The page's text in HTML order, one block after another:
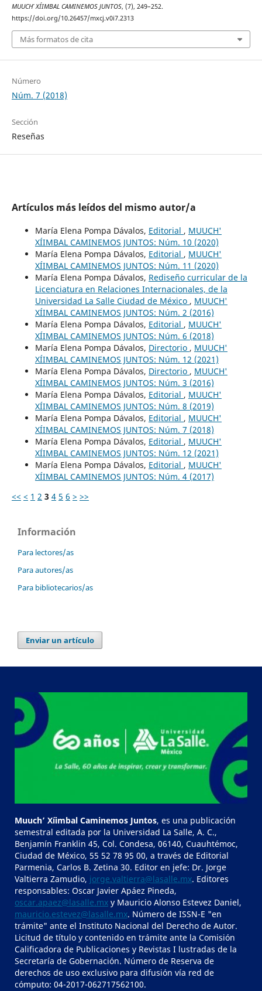
MUUCH’ XÍIMBAL CAMINEMOS JUNTOS, (7), 249–252.
https://doi.org/10.26457/mxcj.v0i7.2313
Más formatos de cita
Número
Núm. 7 (2018)
Sección
Reseñas
Artículos más leídos del mismo autor/a
María Elena Pompa Dávalos, Editorial , MUUCH'
XÍIMBAL CAMINEMOS JUNTOS: Núm. 10 (2020)
María Elena Pompa Dávalos, Editorial , MUUCH'
XÍIMBAL CAMINEMOS JUNTOS: Núm. 11 (2020)
María Elena Pompa Dávalos, Rediseño curricular de la
Licenciatura en Relaciones Internacionales, de la
Universidad La Salle Ciudad de México , MUUCH'
XÍIMBAL CAMINEMOS JUNTOS: Núm. 2 (2016)
María Elena Pompa Dávalos, Editorial , MUUCH'
XÍIMBAL CAMINEMOS JUNTOS: Núm. 6 (2018)
María Elena Pompa Dávalos, Directorio , MUUCH'
XÍIMBAL CAMINEMOS JUNTOS: Núm. 12 (2021)
María Elena Pompa Dávalos, Directorio , MUUCH'
XÍIMBAL CAMINEMOS JUNTOS: Núm. 3 (2016)
María Elena Pompa Dávalos, Editorial , MUUCH'
XÍIMBAL CAMINEMOS JUNTOS: Núm. 8 (2019)
María Elena Pompa Dávalos, Editorial , MUUCH'
XÍIMBAL CAMINEMOS JUNTOS: Núm. 7 (2018)
María Elena Pompa Dávalos, Editorial , MUUCH'
XÍIMBAL CAMINEMOS JUNTOS: Núm. 12 (2021)
María Elena Pompa Dávalos, Editorial , MUUCH'
XÍIMBAL CAMINEMOS JUNTOS: Núm. 4 (2017)
<< < 1 2 3 4 5 6 > >>
Información
Para lectores/as
Para autores/as
Para bibliotecarios/as
Enviar un artículo
Muuch’ Xíimbal Caminemos Juntos, es una publicación
semestral editada por la Universidad La Salle, A. C.,
Benjamín Franklin 45, Col. Condesa, 06140, Cuauhtémoc,
Ciudad de México, 55 52 78 95 00, a través de Editorial
Parmenia, Carlos B. Zetina 30. Editor en jefe: Dr. Jorge
Valtierra Zamudio, jorge.valtierra@lasalle.mx. Editores
responsables: Oscar Javier Apáez Pineda,
oscar.apaez@lasalle.mx y Mauricio Alonso Estevez Daniel,
mauricio.estevez@lasalle.mx. Número de ISSN-E "en
trámite" ante el Instituto Nacional del Derecho de Autor.
Licitud de título y contenido en trámite ante la Comisión
Calificadora de Publicaciones y Revistas I lustradas de la
Secretaría de Gobernación. Número de Reserva de
derechos de uso exclusivo para difusión vía red de
cómputo: 04-2017-062717562100.